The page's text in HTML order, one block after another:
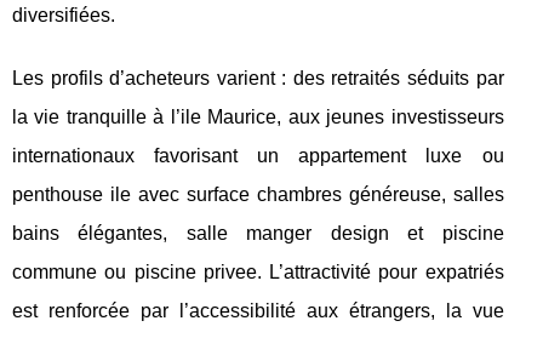
diversifiées.
Les profils d’acheteurs varient : des retraités séduits par
la vie tranquille à l’ile Maurice, aux jeunes investisseurs
internationaux favorisant un appartement luxe ou
penthouse ile avec surface chambres généreuse, salles
bains élégantes, salle manger design et piscine
commune ou piscine privee. L’attractivité pour expatriés
est renforcée par l’accessibilité aux étrangers, la vue